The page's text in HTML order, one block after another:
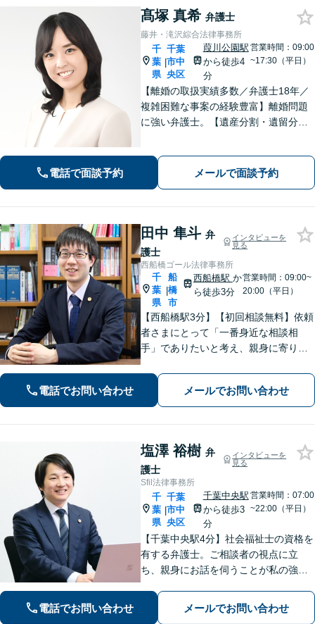
髙塚 真希 弁護士
藤井・滝沢綜合法律事務所
千
葉
県
|
千葉
市中
央区
葭川公園駅
から徒歩4
分
営業時間：09:00
~17:30（平日）
【離婚の取扱実績多数／弁護士18年／
複雑困難な事案の経験豊富】離婚問題
に強い弁護士。【遺産分割・遺留分・
寄り添って的確にアドバイスし、最善
の解決に導きます。【千葉駅徒歩13
電話で面談予約 メールで面談予約
田中 隼斗 弁
護士
インタビューを
見る
西船橋ゴール法律事務所
千
葉
県
|
船
橋
市
西船橋駅 か
ら徒歩3分
営業時間：09:00~
20:00（平日）
【西船橋駅3分】【初回相談無料】依頼
者さまにとって「一番身近な相談相
手」でありたいと考え、親身に寄り添
す。おひとりで悩まず、弁護士にご相
談ください。前向きな一歩を踏み出せ
るように、全力でサポートします。
電話でお問い合わせ メールでお問い合わせ
塩澤 裕樹 弁
護士
インタビューを
見る
Sfil法律事務所
千
葉
県
|
千葉
市中
央区
千葉中央駅
から徒歩3
分
営業時間：07:00
~22:00（平日）
【千葉中央駅4分】社会福祉士の資格を
有する弁護士。ご相談者の視点に立
ち、親身にお話を伺うことが私の強み
だろうか」と迷われている方でも、ま
ずはお気軽にご相談ください【休日・
電話でお問い合わせ メールでお問い合わせ